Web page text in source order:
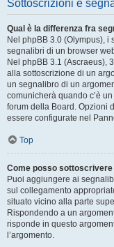
Sottoscrizioni e
Qual è la differenza fra
Nel phpBB 3.0 (Olympus),
segnalibri di un browser
Nel phpBB 3.1 (Ascraeus),
alla sottoscrizione di un
un segnalibro di un
comunicherà quando c’è
forum della Board. Opzioni
essere configurate nel
Top
Come posso
Puoi aggiungere ai
sul collegamento
situato vicino alla parte
Rispondendo a un
risponde in questo
l’argomento.